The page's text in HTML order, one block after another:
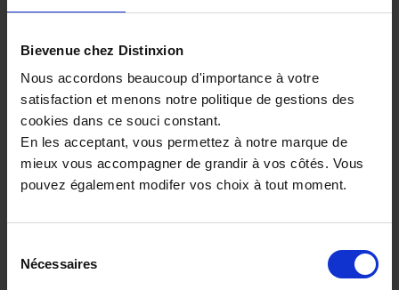
Bievenue chez Distinxion
Nous accordons beaucoup d'importance à votre
satisfaction et menons notre politique de gestions des
cookies dans ce souci constant.
En les acceptant, vous permettez à notre marque de
mieux vous accompagner de grandir à vos côtés. Vous
pouvez également modifer vos choix à tout moment.
Nécessaires
ou à partir de526.03 €/mois